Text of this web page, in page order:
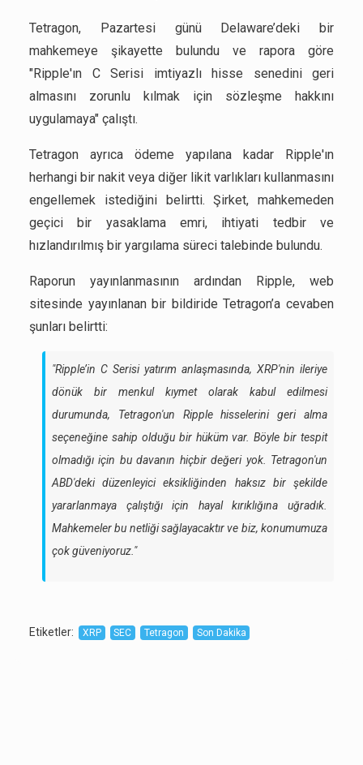
Tetragon, Pazartesi günü Delaware’deki bir
mahkemeye şikayette bulundu ve rapora göre
"Ripple'ın C Serisi imtiyazlı hisse senedini geri
almasını zorunlu kılmak için sözleşme hakkını
uygulamaya" çalıştı.
Tetragon ayrıca ödeme yapılana kadar Ripple'ın
herhangi bir nakit veya diğer likit varlıkları kullanmasını
engellemek istediğini belirtti. Şirket, mahkemeden
geçici bir yasaklama emri, ihtiyati tedbir ve
hızlandırılmış bir yargılama süreci talebinde bulundu.
Raporun yayınlanmasının ardından Ripple, web
sitesinde yayınlanan bir bildiride Tetragon’a cevaben
şunları belirtti:
"Ripple’in C Serisi yatırım anlaşmasında, XRP'nin ileriye
dönük bir menkul kıymet olarak kabul edilmesi
durumunda, Tetragon'un Ripple hisselerini geri alma
seçeneğine sahip olduğu bir hüküm var. Böyle bir tespit
olmadığı için bu davanın hiçbir değeri yok. Tetragon'un
ABD'deki düzenleyici eksikliğinden haksız bir şekilde
yararlanmaya çalıştığı için hayal kırıklığına uğradık.
Mahkemeler bu netliği sağlayacaktır ve biz, konumumuza
çok güveniyoruz."
Etiketler: XRP SEC Tetragon Son Dakika